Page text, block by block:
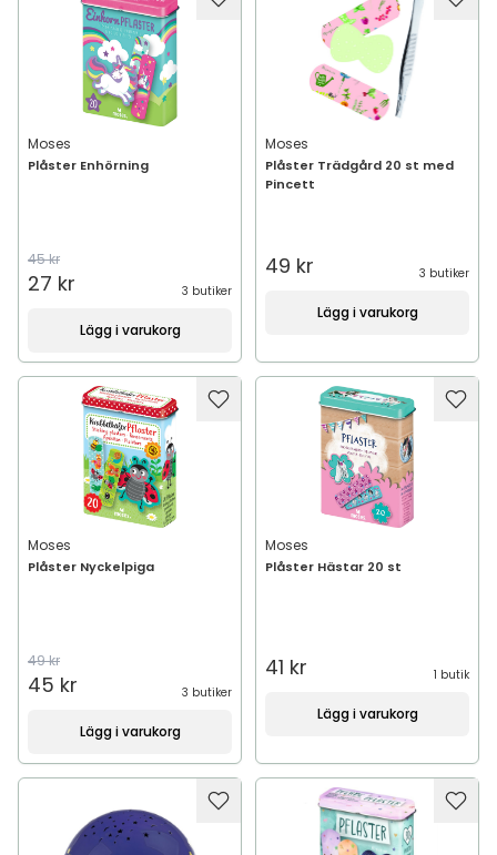
Moses
Plåster Enhörning
45 kr
27 kr 3 butiker
Lägg i varukorg
Moses
Plåster Trädgård 20 st med
Pincett
49 kr 3 butiker
Lägg i varukorg
Moses
Plåster Nyckelpiga
49 kr
45 kr 3 butiker
Lägg i varukorg
Moses
Plåster Hästar 20 st
41 kr 1 butik
Lägg i varukorg